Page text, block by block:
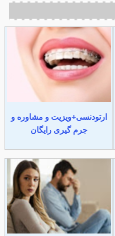
ارتودنسی+ویزیت و مشاوره و
جرم گیری رایگان